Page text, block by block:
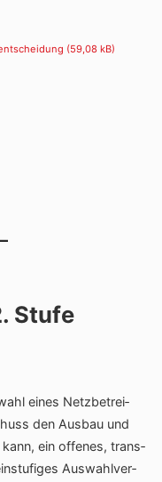
Stufe
eines Netz­be­trei­
den Ausbau und
kann, ein offenes, trans­
Auswahl­ver­